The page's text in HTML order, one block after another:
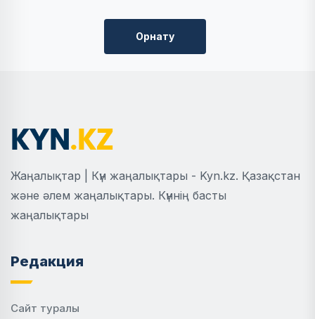
Орнату
Жаңалықтар | Күн жаңалықтары - Kyn.kz. Қазақстан
және әлем жаңалықтары. Күннің басты
жаңалықтары
Редакция
Сайт туралы